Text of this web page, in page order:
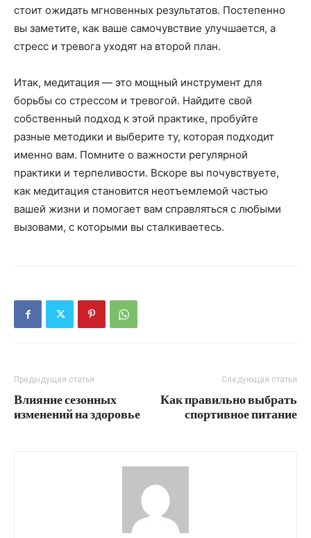
стоит ожидать мгновенных результатов. Постепенно
вы заметите, как ваше самочувствие улучшается, а
стресс и тревога уходят на второй план.
Итак, медитация — это мощный инструмент для
борьбы со стрессом и тревогой. Найдите свой
собственный подход к этой практике, пробуйте
разные методики и выберите ту, которая подходит
именно вам. Помните о важности регулярной
практики и терпеливости. Вскоре вы почувствуете,
как медитация становится неотъемлемой частью
вашей жизни и помогает вам справляться с любыми
вызовами, с которыми вы сталкиваетесь.
Предыдущая статья
Влияние сезонных
изменений на здоровье
Следующая статья
Как правильно выбрать
спортивное питание